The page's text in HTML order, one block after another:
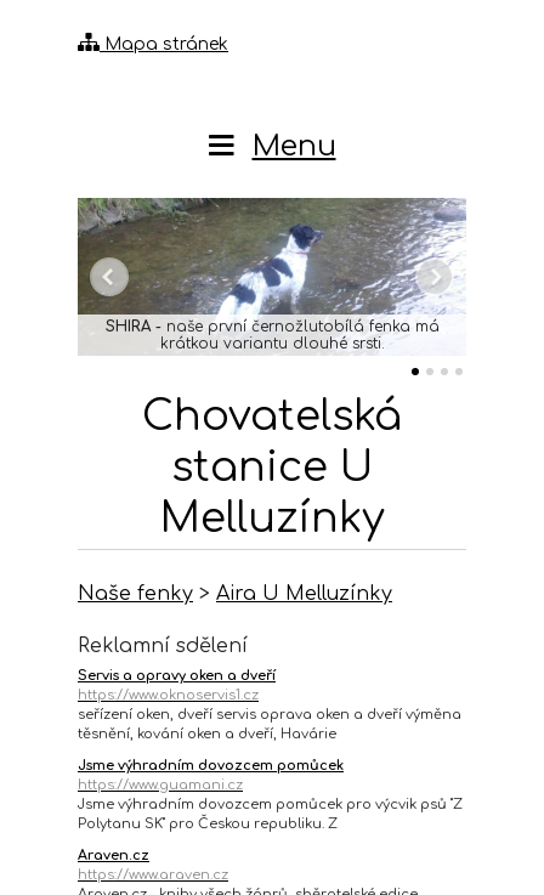
Mapa stránek
Menu
SHIRA - naše první černožlutobílá fenka má
krátkou variantu dlouhé srsti.
Chovatelská
stanice U
Melluzínky
Naše fenky > Aira U Melluzínky
Reklamní sdělení
Servis a opravy oken a dveří
https://www.oknoservis1.cz
seřízení oken, dveří servis oprava oken a dveří výměna
těsnění, kování oken a dveří, Havárie
Jsme výhradním dovozcem pomůcek
https://www.guamani.cz
Jsme výhradním dovozcem pomůcek pro výcvik psů "Z
Polytanu SK" pro Českou republiku. Z
Araven.cz
https://www.araven.cz